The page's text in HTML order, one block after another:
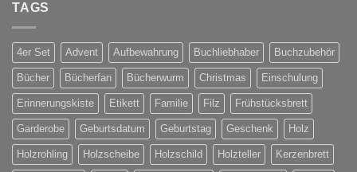
TAGS
4er Set Advent Aufbewahrung Buchliebhaber Buchzubehör
Bücher Bücherfan Bücherwurm Christmas Einschulung
Erinnerungskiste Etikett Familie Filz Frühstücksbrett
Garderobe Geburtsdatum Geburtstag Geschenk Holz
Holzrohling Holzscheibe Holzschild Holzteller Kerzenbrett